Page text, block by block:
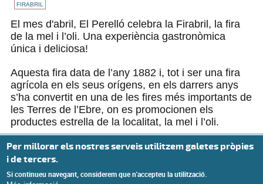
FIRABRIL
El mes d'abril, El Perelló celebra la Firabril, la fira
de la mel i l’oli. Una experiència gastronòmica
única i deliciosa!
Aquesta fira data de l’any 1882 i, tot i ser una fira
agrícola en els seus orígens, en els darrers anys
s’ha convertit en una de les fires més importants de
les Terres de l’Ebre, on es promocionen els
productes estrella de la localitat, la mel i l’oli.
Per millorar els nostres serveis utilitzem galetes pròpies
i de tercers.
Si continueu navegant, considerem que n'accepteu la utilització.